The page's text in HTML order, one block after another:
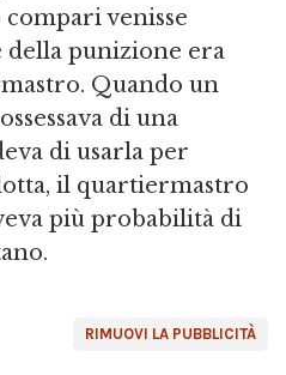
venisse
della punizione era
Quando un
di una
di usarla per
il quartiermastro
più probabilità di
RIMUOVI LA PUBBLICITÀ